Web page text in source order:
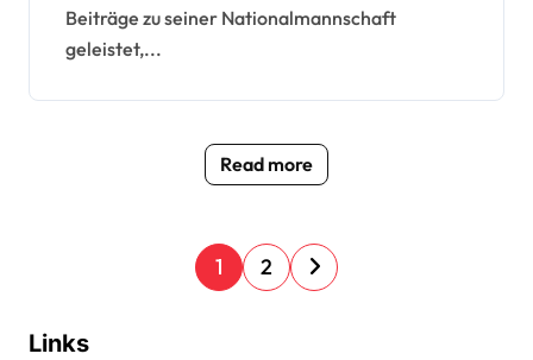
Beiträge zu seiner Nationalmannschaft
geleistet,...
Read more
P
o
1 2
Links